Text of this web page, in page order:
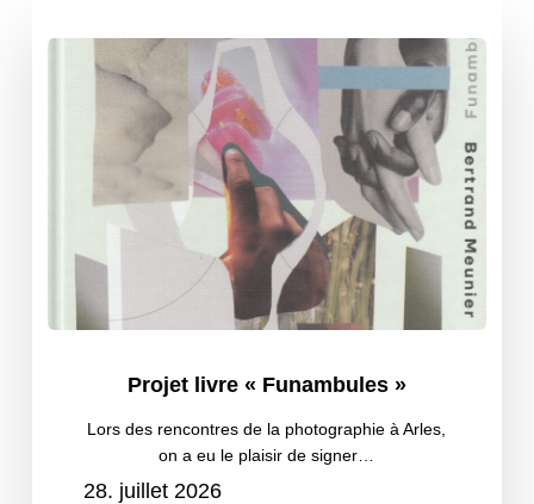
Projet
livre
« Funambules »
livre
« Funambules »
Projet livre « Funambules »
Lors des rencontres de la photographie à Arles,
on a eu le plaisir de signer…
28. juillet 2026